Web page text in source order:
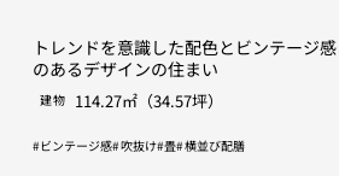
トレンドを意識した配色とビンテージ感
のあるデザインの住まい
建物 114.27㎡（34.57坪）
ビンテージ感 吹抜け 畳 横並び配膳